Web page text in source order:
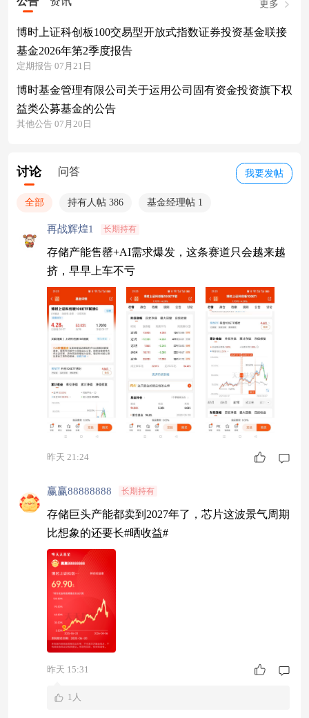
更多
博时上证科创板100交易型开放式指数证券投资基金联接
基金2026年第2季度报告
定期报告 07月21日
博时基金管理有限公司关于运用公司固有资金投资旗下权
益类公募基金的公告
其他公告 07月20日
我要发帖
讨论 问答
全部 持有人帖 386 基金经理帖 1
再战辉煌1 长期持有
存储产能售罄+AI需求爆发，这条赛道只会越来越
挤，早早上车不亏
昨天 21:24
赢赢88888888 长期持有
存储巨头产能都卖到2027年了，芯片这波景气周期
比想象的还要长#晒收益#
昨天 15:31
1人